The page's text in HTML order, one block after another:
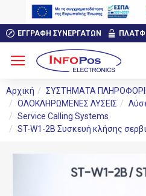
ΕΓΓΡΑΦΉ ΣΥΝΕΡΓΑΤΏΝ
Αρχική
ΣΥΣΤΗΜΑΤΑ
ΟΛΟΚΛΗΡΩΜΕΝΕΣ ΛΥΣΕΙΣ
Service Calling Systems
ST-W1-2B Συσκευή κλήσης